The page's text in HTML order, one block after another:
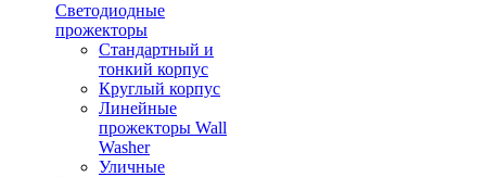
Светодиодные
прожекторы
Стандартный и
тонкий корпус
Круглый корпус
Линейные
прожекторы Wall
Washer
Уличные